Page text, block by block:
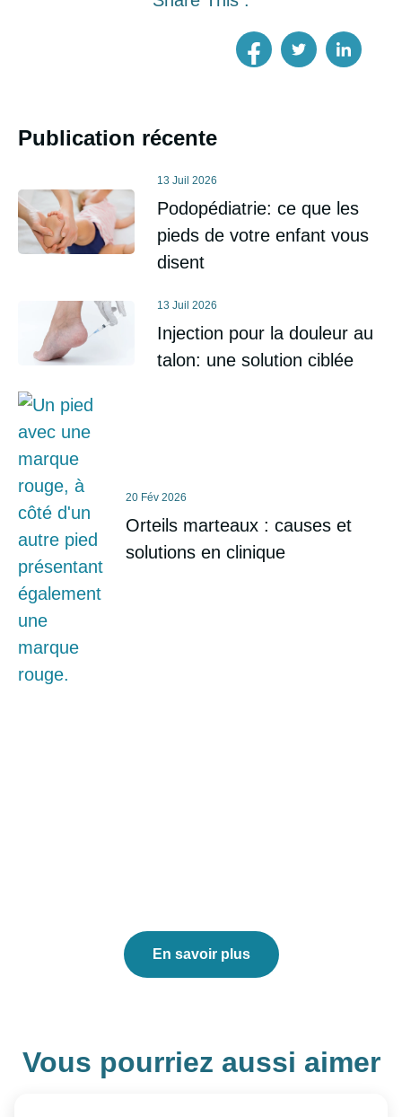
Publication récente
13 Juil 2026
Podopédiatrie: ce que les
pieds de votre enfant vous
disent
13 Juil 2026
Injection pour la douleur au
talon: une solution ciblée
20 Fév 2026
Orteils marteaux : causes et
solutions en clinique
En savoir plus
Vous pourriez aussi aimer